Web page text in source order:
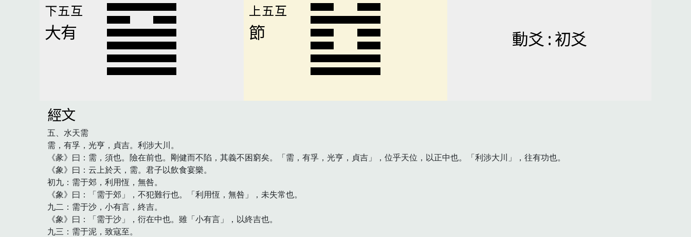
下五互
大有
上五互
節 動爻 : 初爻
經文
五、水天需
需，有孚，光亨，貞吉。利涉大川。
《彖》曰：需，須也。險在前也。剛健而不陷，其義不困窮矣。「需，有孚，光亨，貞吉」，位乎天位，以正中也。「利涉大川」，往有功也。
《象》曰：云上於天，需。君子以飲食宴樂。
初九：需于郊，利用恆，無咎。
《象》曰：「需于郊」，不犯難行也。「利用恆，無咎」，未失常也。
九二：需于沙，小有言，終吉。
《象》曰：「需于沙」，衍在中也。雖「小有言」，以終吉也。
九三：需于泥，致寇至。